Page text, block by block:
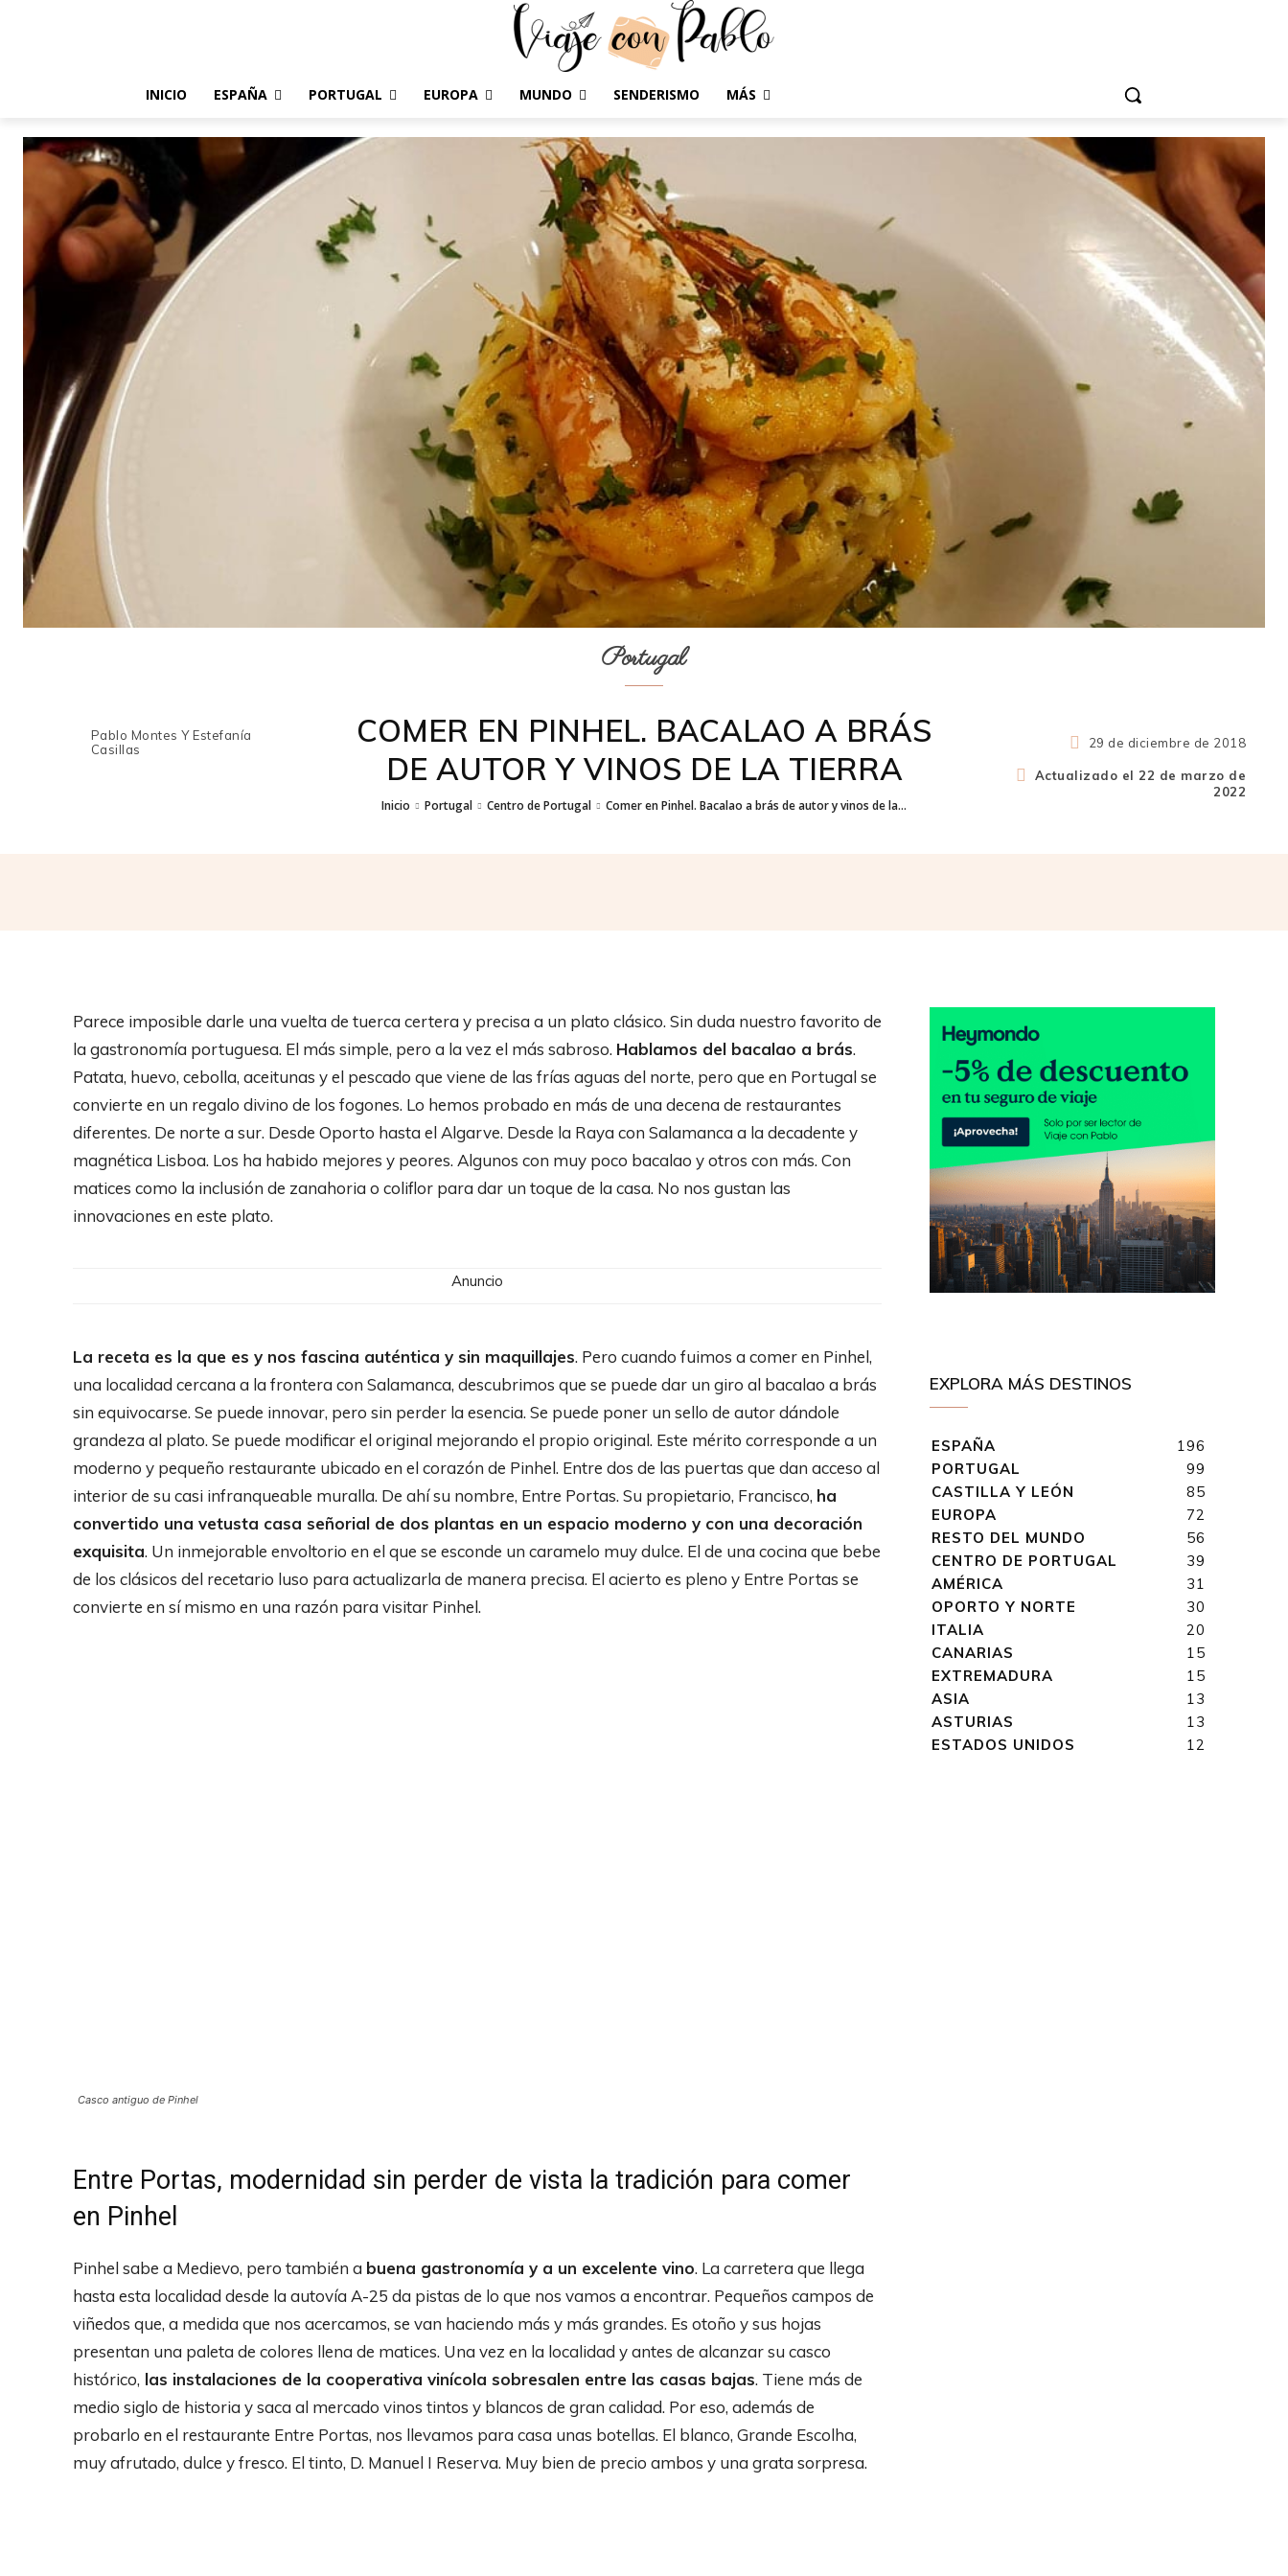
INICIO ESPAÑA PORTUGAL EUROPA MUNDO SENDERISMO MÁS
Pablo Montes Y Estefanía
Casillas
Portugal
COMER EN PINHEL. BACALAO A BRÁS
DE AUTOR Y VINOS DE LA TIERRA
Inicio Portugal Centro de Portugal Comer en Pinhel. Bacalao a brás de autor y vinos de la...
29 de diciembre de 2018
Actualizado el 22 de marzo de
2022
Parece imposible darle una vuelta de tuerca certera y precisa a un plato clásico. Sin duda nuestro favorito de
la gastronomía portuguesa. El más simple, pero a la vez el más sabroso. Hablamos del bacalao a brás.
Patata, huevo, cebolla, aceitunas y el pescado que viene de las frías aguas del norte, pero que en Portugal se
convierte en un regalo divino de los fogones. Lo hemos probado en más de una decena de restaurantes
diferentes. De norte a sur. Desde Oporto hasta el Algarve. Desde la Raya con Salamanca a la decadente y
magnética Lisboa. Los ha habido mejores y peores. Algunos con muy poco bacalao y otros con más. Con
matices como la inclusión de zanahoria o coliflor para dar un toque de la casa. No nos gustan las
innovaciones en este plato.
Anuncio
La receta es la que es y nos fascina auténtica y sin maquillajes. Pero cuando fuimos a comer en Pinhel,
una localidad cercana a la frontera con Salamanca, descubrimos que se puede dar un giro al bacalao a brás
sin equivocarse. Se puede innovar, pero sin perder la esencia. Se puede poner un sello de autor dándole
grandeza al plato. Se puede modificar el original mejorando el propio original. Este mérito corresponde a un
moderno y pequeño restaurante ubicado en el corazón de Pinhel. Entre dos de las puertas que dan acceso al
interior de su casi infranqueable muralla. De ahí su nombre, Entre Portas. Su propietario, Francisco, ha
convertido una vetusta casa señorial de dos plantas en un espacio moderno y con una decoración
exquisita. Un inmejorable envoltorio en el que se esconde un caramelo muy dulce. El de una cocina que bebe
de los clásicos del recetario luso para actualizarla de manera precisa. El acierto es pleno y Entre Portas se
convierte en sí mismo en una razón para visitar Pinhel.
Casco antiguo de Pinhel
Entre Portas, modernidad sin perder de vista la tradición para comer
en Pinhel
Pinhel sabe a Medievo, pero también a buena gastronomía y a un excelente vino. La carretera que llega
hasta esta localidad desde la autovía A-25 da pistas de lo que nos vamos a encontrar. Pequeños campos de
viñedos que, a medida que nos acercamos, se van haciendo más y más grandes. Es otoño y sus hojas
presentan una paleta de colores llena de matices. Una vez en la localidad y antes de alcanzar su casco
histórico, las instalaciones de la cooperativa vinícola sobresalen entre las casas bajas. Tiene más de
medio siglo de historia y saca al mercado vinos tintos y blancos de gran calidad. Por eso, además de
probarlo en el restaurante Entre Portas, nos llevamos para casa unas botellas. El blanco, Grande Escolha,
muy afrutado, dulce y fresco. El tinto, D. Manuel I Reserva. Muy bien de precio ambos y una grata sorpresa.
EXPLORA MÁS DESTINOS
ESPAÑA
196
PORTUGAL
99
CASTILLA Y LEÓN
85
EUROPA
72
RESTO DEL MUNDO
56
CENTRO DE PORTUGAL
39
AMÉRICA
31
OPORTO Y NORTE
30
ITALIA
20
CANARIAS
15
EXTREMADURA
15
ASIA
13
ASTURIAS
13
ESTADOS UNIDOS
12